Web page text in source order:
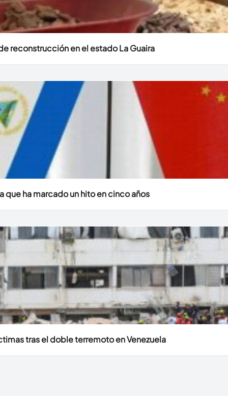
reconstrucción en el estado La Guaira
ha marcado un hito en cinco años
tras el doble terremoto en Venezuela